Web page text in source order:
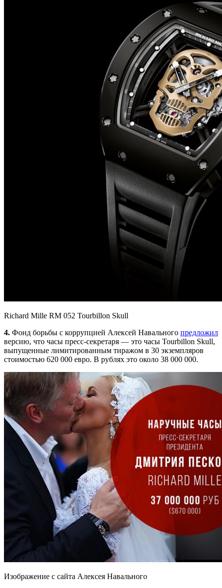
Richard Mille RM 052 Tourbillon Skull
4. Фонд борьбы с коррупцией Алексей Навального предложил
версию, что часы пресс-секретаря — это часы Tourbillon Skull,
выпущенные лимитированным тиражом в 30 экземпляров
стоимостью 620 000 евро. В рублях это около 38 000 000.
Изображение с сайта Алексея Навального